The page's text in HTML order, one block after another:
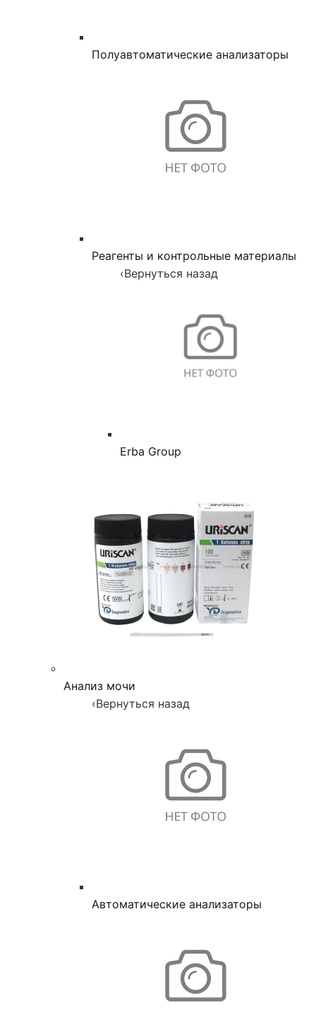
Полуавтоматические анализаторы
Реагенты и контрольные материалы
‹Вернуться назад
Erba Group
Анализ мочи
‹Вернуться назад
Автоматические анализаторы